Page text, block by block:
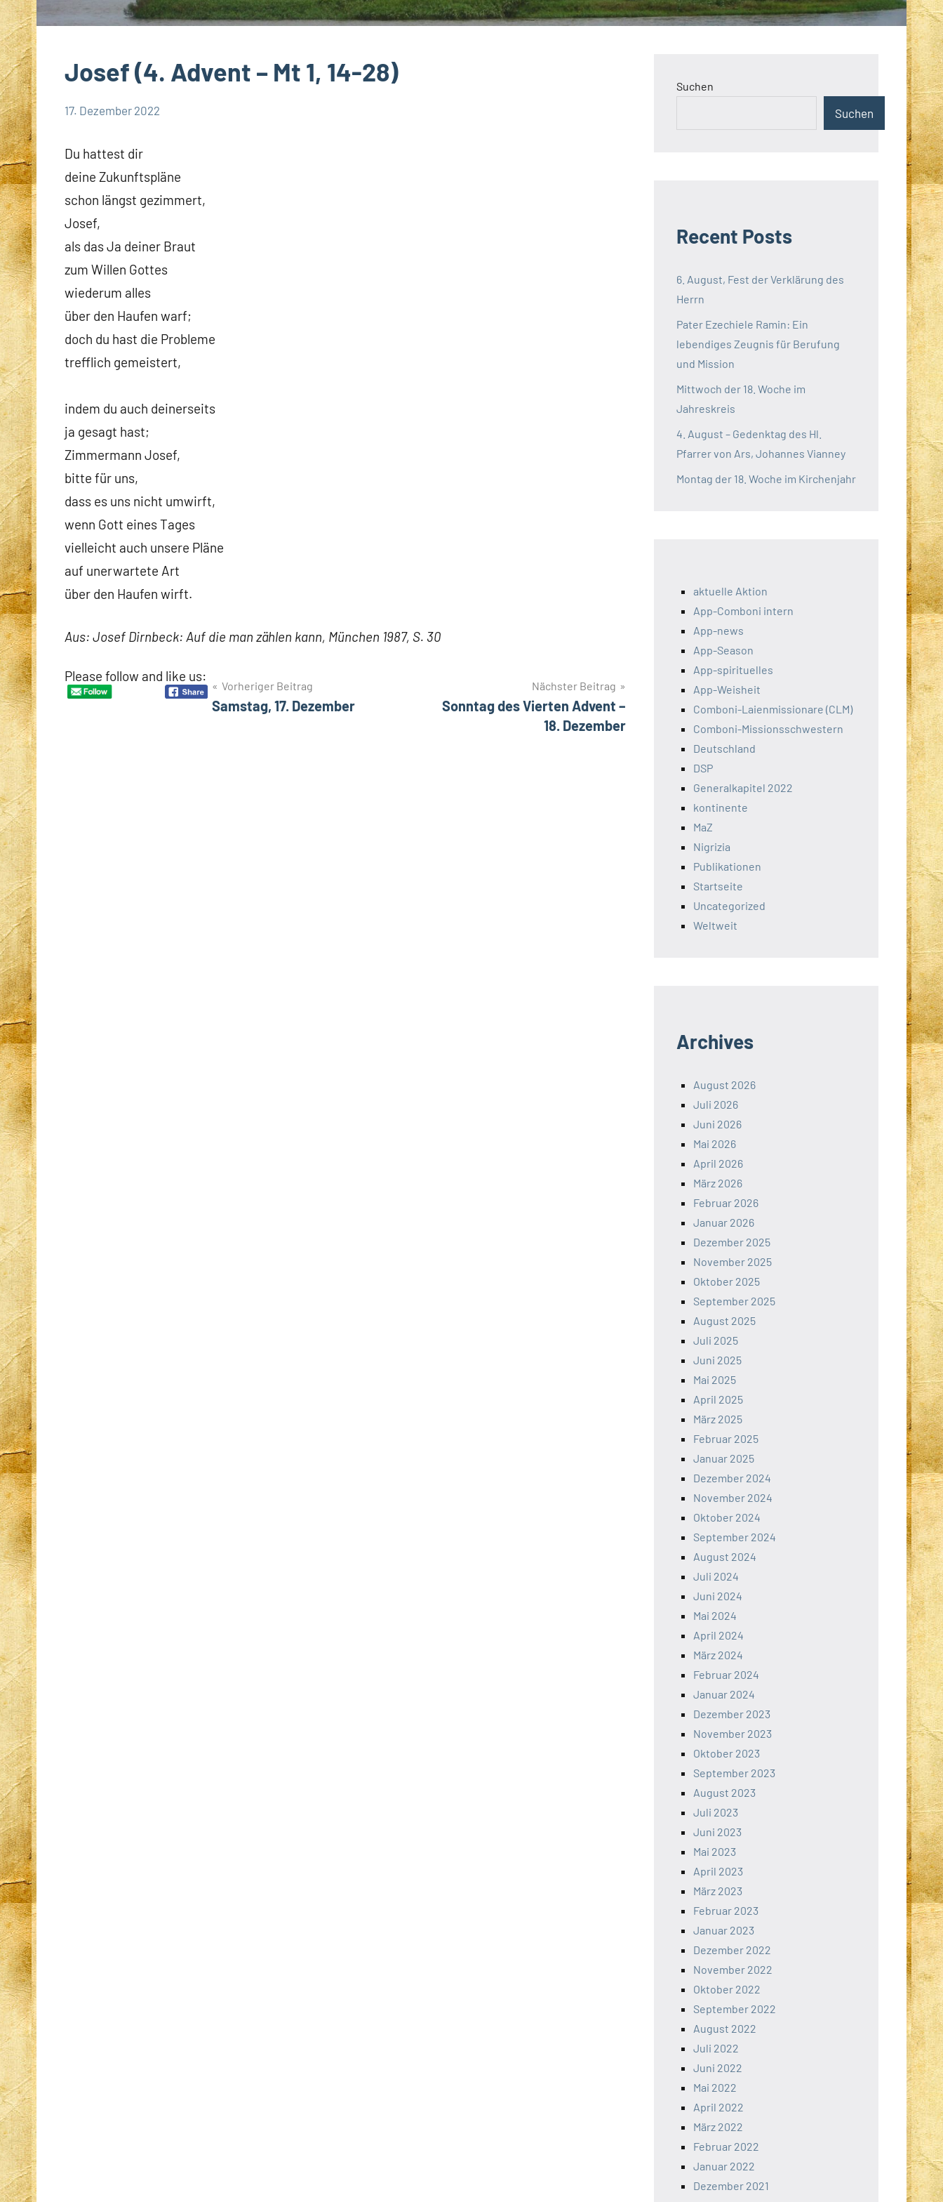
Josef (4. Advent – Mt 1, 14-28)
17. Dezember 2022
Du hattest dir
deine Zukunftspläne
schon längst gezimmert,
Josef,
als das Ja deiner Braut
zum Willen Gottes
wiederum alles
über den Haufen warf;
doch du hast die Probleme
trefflich gemeistert,
indem du auch deinerseits
ja gesagt hast;
Zimmermann Josef,
bitte für uns,
dass es uns nicht umwirft,
wenn Gott eines Tages
vielleicht auch unsere Pläne
auf unerwartete Art
über den Haufen wirft.
Aus: Josef Dirnbeck: Auf die man zählen kann, München 1987, S. 30
Please follow and like us:
BeitragsnavigationVorheriger Beitrag
Samstag, 17. Dezember
Nächster Beitrag
Sonntag des Vierten Advent –
18. Dezember
Suchen
Suchen
Recent Posts
6. August, Fest der Verklärung des
Herrn
Pater Ezechiele Ramin: Ein
lebendiges Zeugnis für Berufung
und Mission
Mittwoch der 18. Woche im
Jahreskreis
4. August – Gedenktag des Hl.
Pfarrer von Ars, Johannes Vianney
Montag der 18. Woche im Kirchenjahr
aktuelle Aktion
App-Comboni intern
App-news
App-Season
App-spirituelles
App-Weisheit
Comboni-Laienmissionare (CLM)
Comboni-Missionsschwestern
Deutschland
DSP
Generalkapitel 2022
kontinente
MaZ
Nigrizia
Publikationen
Startseite
Uncategorized
Weltweit
Archives
August 2026
Juli 2026
Juni 2026
Mai 2026
April 2026
März 2026
Februar 2026
Januar 2026
Dezember 2025
November 2025
Oktober 2025
September 2025
August 2025
Juli 2025
Juni 2025
Mai 2025
April 2025
März 2025
Februar 2025
Januar 2025
Dezember 2024
November 2024
Oktober 2024
September 2024
August 2024
Juli 2024
Juni 2024
Mai 2024
April 2024
März 2024
Februar 2024
Januar 2024
Dezember 2023
November 2023
Oktober 2023
September 2023
August 2023
Juli 2023
Juni 2023
Mai 2023
April 2023
März 2023
Februar 2023
Januar 2023
Dezember 2022
November 2022
Oktober 2022
September 2022
August 2022
Juli 2022
Juni 2022
Mai 2022
April 2022
März 2022
Februar 2022
Januar 2022
Dezember 2021